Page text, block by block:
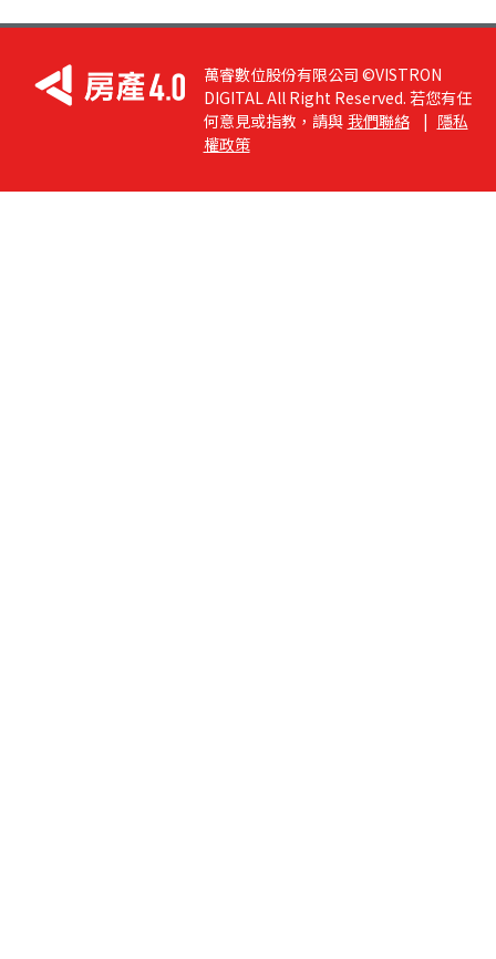
萬睿數位股份有限公司 ©VISTRON
DIGITAL All Right Reserved. 若您有任
何意見或指教，請與 我們聯絡 | 隱私
權政策